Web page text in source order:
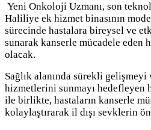
Yeni Onkoloji Uzmanı, son
Haliliye ek hizmet binasının
sürecinde hastalara bireysel ve
sunarak kanserle mücadele eden
olacak.
Sağlık alanında sürekli gelişmeyi
hizmetlerini sunmayı hedefleyen
ile birlikte, hastaların kanserle
kolaylaştırarak il dışı sevklerin